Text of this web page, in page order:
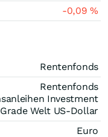
-0,09%
Rentenfonds
Rentenfonds
Investment
Grade Welt US-Dollar
Euro